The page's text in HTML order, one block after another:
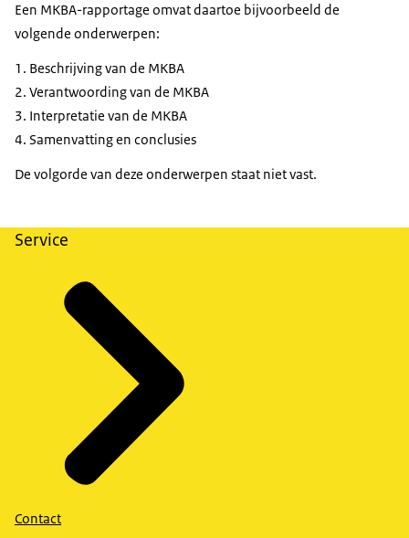
uitkomsten van de MKBA. Geef aan hoe aannames
en uitgangspunten van invloed zijn op de
uitkomsten. Geef een duiding van wat de uitkomsten
van de MKBA zeggen over het te nemen besluit en
welke vragen wel en niet beantwoord kunnen
worden op basis van de MKBA.
samenvatting op met de belangrijkste resultaten.
Een MKBA-rapportage omvat daartoe bijvoorbeeld de
volgende onderwerpen:
Beschrijving van de MKBA
Verantwoording van de MKBA
Interpretatie van de MKBA
Samenvatting en conclusies
De volgorde van deze onderwerpen staat niet vast.
Service
Contact